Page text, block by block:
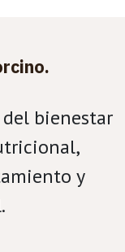
bienestar
y